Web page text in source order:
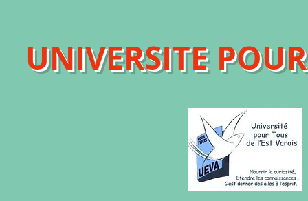
UNIVERSITE
Maison
83700